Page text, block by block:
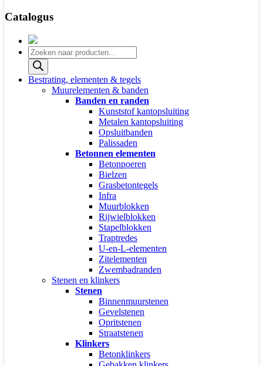
Catalogus
Producten
zoeken
Bestrating, elementen & tegels
Muurelementen & banden
Banden en randen
Kunststof kantopsluiting
Metalen kantopsluiting
Opsluitbanden
Palissaden
Betonnen elementen
Betonpoeren
Bielzen
Grasbetontegels
Infra
Muurblokken
Rijwielblokken
Stapelblokken
Traptredes
U-en-L-elementen
Zitelementen
Zwembadranden
Stenen en klinkers
Stenen
Binnenmuurstenen
Gevelstenen
Opritstenen
Straatstenen
Klinkers
Betonklinkers